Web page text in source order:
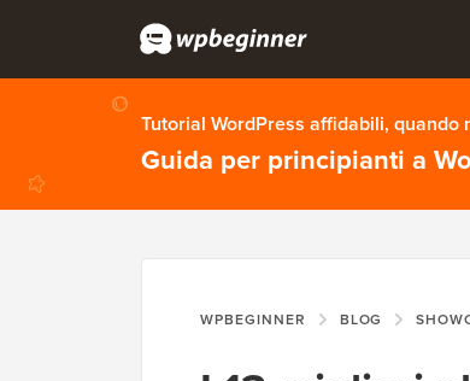
Tutorial WordPress affidabili, quando
Guida per principianti a
WPBEGINNER BLOG